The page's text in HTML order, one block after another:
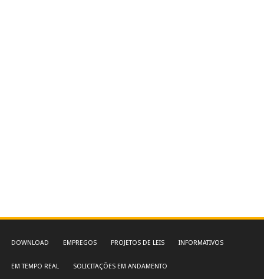
DOWNLOAD EMPREGOS PROJETOS DE LEIS INFORMATIVOS
EM TEMPO REAL SOLICITAÇÕES EM ANDAMENTO